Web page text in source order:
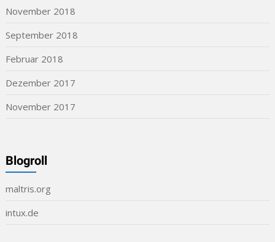
November 2018
September 2018
Februar 2018
Dezember 2017
November 2017
Blogroll
maltris.org
intux.de